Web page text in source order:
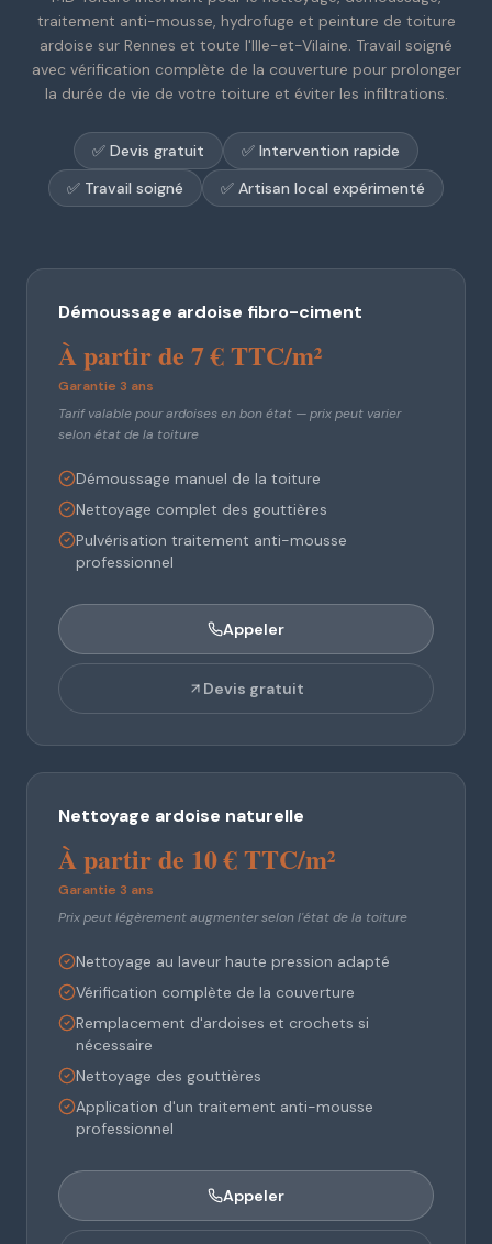
traitement anti-mousse, hydrofuge et peinture de toiture
ardoise sur Rennes et toute l'Ille-et-Vilaine. Travail soigné
avec vérification complète de la couverture pour prolonger
la durée de vie de votre toiture et éviter les infiltrations.
✅ Devis gratuit
✅ Intervention rapide
✅ Travail soigné
✅ Artisan local expérimenté
Démoussage ardoise fibro-ciment
À partir de 7 € TTC/m²
Garantie 3 ans
Tarif valable pour ardoises en bon état — prix peut varier
selon état de la toiture
Démoussage manuel de la toiture
Nettoyage complet des gouttières
Pulvérisation traitement anti-mousse
professionnel
Appeler
Devis gratuit
Nettoyage ardoise naturelle
À partir de 10 € TTC/m²
Garantie 3 ans
Prix peut légèrement augmenter selon l'état de la toiture
Nettoyage au laveur haute pression adapté
Vérification complète de la couverture
Remplacement d'ardoises et crochets si
nécessaire
Nettoyage des gouttières
Application d'un traitement anti-mousse
professionnel
Appeler